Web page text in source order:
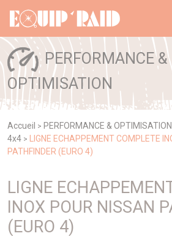
PERFORMANCE &
OPTIMISATION
Accueil > PERFORMANCE & OPTIMISATION
4x4 > LIGNE ECHAPPEMENT COMPLETE
PATHFINDER (EURO 4)
LIGNE
INOX POUR NISSAN
(EURO 4)
Panneau de gestion des cookies